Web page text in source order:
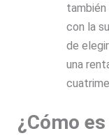
también
con la
de
una
¿Cómo